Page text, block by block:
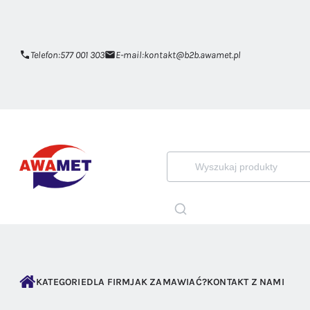
Telefon:577 001 303 E-mail:kontakt@b2b.awamet.pl
KATEGORIEDLA FIRMJAK ZAMAWIAĆ?KONTAKT Z NAMI